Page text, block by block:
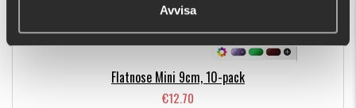
Avvisa
Flatnose Mini 9cm, 10-pack
€12.70